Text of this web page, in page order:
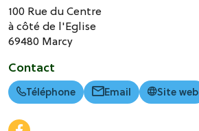
100 Rue du Centre
à côté de l'Eglise
69480 Marcy
Contact
Téléphone Email Site web